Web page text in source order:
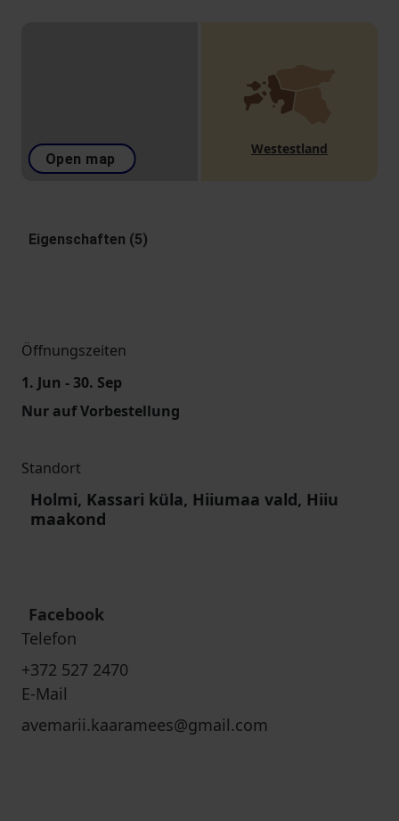
Open map
Westestland
Eigenschaften (5)
Öffnungszeiten
1. Jun - 30. Sep
Nur auf Vorbestellung
Standort
Holmi, Kassari küla, Hiiumaa vald, Hiiu
maakond
Facebook
Telefon
+372 527 2470
E-Mail
avemarii.kaaramees@gmail.com